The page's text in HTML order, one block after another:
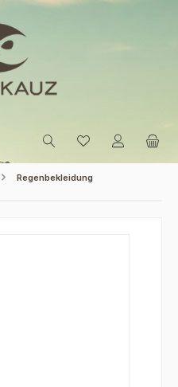
Regenbekleidung